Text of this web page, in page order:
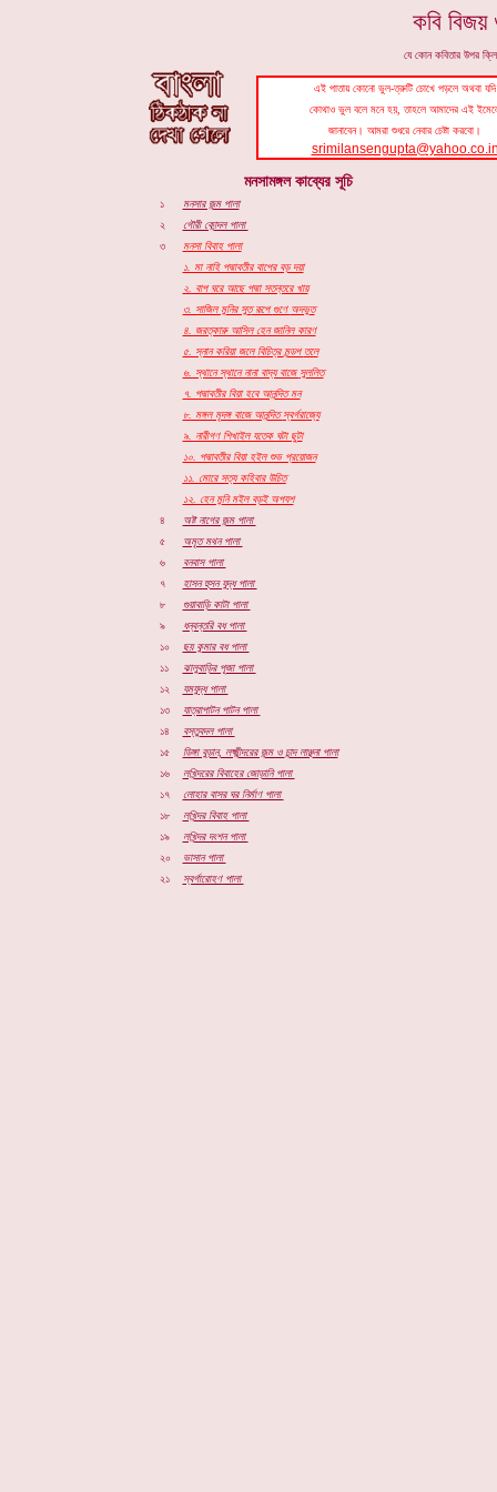
কবি বিজয়
যে কোন কবিতার উপর
১
মনসার জন্ম পালা
২
গৌরী কোন্দল পালা
৩
মনসা বিবাহ পালা
১. মা নাহি পদ্মাবতীর বাপের বড় দয়া
২. বাপ ঘরে আছে পদ্মা সতন্তরে খায়
৩. সাজিল মুনির সুতরূপেগুণে অদভুত
৪. জরত্কারু আসিল হেন জানিল কারণ
৫. স্নান করিয়াজলেবিচিত্রমন্ডপতলে
৬. স্থানে স্থানে নানা বাদ্য বাজেসুললিত
৭. পদ্মাবতীর বিয়া হবে আনন্দিত মন
৮. মঙ্গল মৃদঙ্গ বাজে আনন্দিতস্বর্গরাজ্যে
৯. নারীগণ শিখাইল যতেক ঘটা ছুটা
১০. পদ্মাবতীর বিয়া হইল শুভ প্রয়োজন
১১. মোরে সত্য কহিবার উচিত
১২. হেন মুনি মইল বড়ই অপযশ
৪
অষ্ট নাগের জন্ম পালা
৫
অমৃত মথন পালা
৬
বনবাস পালা
৭
হাসন হুসন যুদ্ধ পালা
৮
গুয়াবাড়ি কাটা পালা
৯
ধন্বন্তরি বধ পালা
১০
ছয় কুমার বধ পালা
১১
ঝালুবাড়ির পূজা পালা
১২
যমযুদ্ধ পালা
১৩
যাত্রাপাটন পাটন পালা
১৪
বস্তুবদল পালা
১৫
ডিঙ্গা বুড়ান, লক্ষ্মীন্দরের জন্ম ও চান্দ লাঞ্ছনা পালা
১৬
লখিন্দরের বিবাহের জোড়ানি পালা
১৭
লোহার বাসর ঘর নির্মাণ পালা
১৮
লখিন্দর বিবাহ পালা
১৯
লখিন্দর দংশন পালা
২০
ভাসান পালা
২১
স্বর্গারোহণ পালা
মনসামঙ্গল কাব্যের সূচি
এই পাতায় কোনো ভুল-ত্রুটি চোখে পড়লে অথবা যদি
কোথাও ভুল বলে মনে হয়, তাহলে আমাদের এই
জানাবেন। আমরা শুধরে নেবার চেষ্টা করবো।